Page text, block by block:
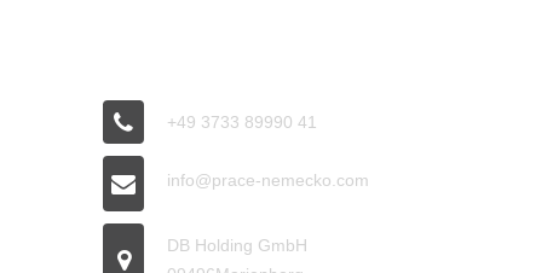
+49 3733 89990 41
info@prace-nemecko.com
DB Holding GmbH